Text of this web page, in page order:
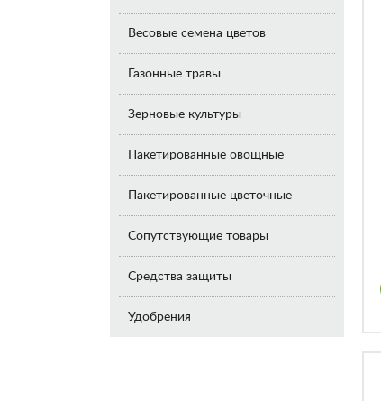
Весовые семена цветов
Газонные травы
Зерновые культуры
Пакетированные овощные
Пакетированные цветочные
Сопутствующие товары
Средства защиты
Удобрения